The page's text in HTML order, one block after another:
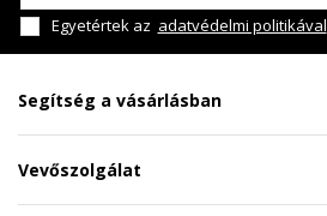
Egyetértek az adatvédelmi politikával
Segítség a vásárlásban
Vevőszolgálat